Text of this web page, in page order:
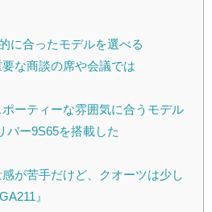
に合ったモデルを選べる
な商談の席や会議では
ーティーな雰囲気に合うモデル
バー9S65を搭載した
が苦手だけど、クオーツは少し
』